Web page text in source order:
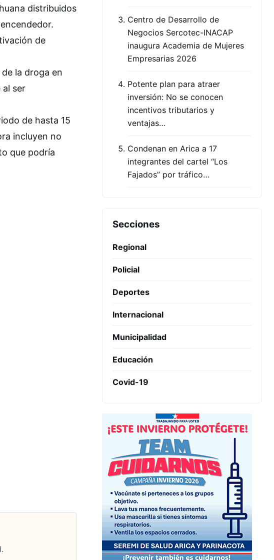
distribuidos
de
la droga en
al ser
de hasta 15
incluyen no
que podría
Centro de Desarrollo de
Negocios Sercotec-INACAP
inaugura Academia de Mujeres
Empresarias 2026
Potente plan para atraer
inversión: No se conocen
incentivos tributarios y
ventajas…
Condenan en Arica a 17
integrantes del cartel “Los
Fajados” por tráfico…
Secciones
Regional
Policial
Deportes
Internacional
Municipalidad
Educación
Covid-19